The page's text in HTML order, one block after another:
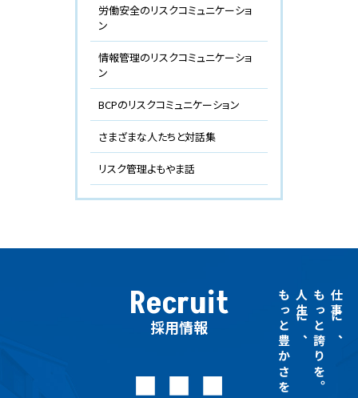
労働安全のリスクコミュニケーショ
ン
情報管理のリスクコミュニケーショ
ン
BCPのリスクコミュニケーション
さまざまな人たちと対話集
リスク管理よもやま話
Recruit
採用情報 仕事に、
もっと誇りを。
人生に、
もっと豊かさを